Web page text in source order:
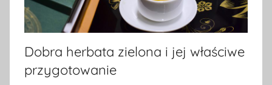
Dobra herbata zielona i jej właściwe
przygotowanie